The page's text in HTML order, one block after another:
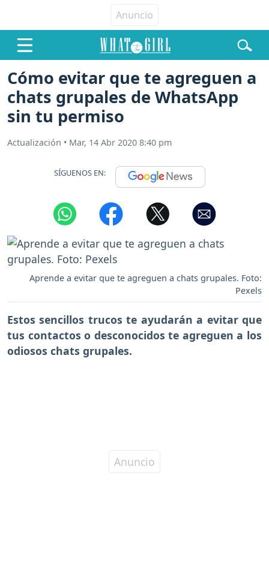
Cómo evitar que te agreguen a
chats grupales de WhatsApp
sin tu permiso
Actualización • Mar, 14 Abr 2020 8:40 pm
SÍGUENOS EN:
Aprende a evitar que te agreguen a chats grupales. Foto:
Pexels
Estos sencillos trucos te ayudarán a evitar que
tus contactos o desconocidos te agreguen a los
odiosos chats grupales.